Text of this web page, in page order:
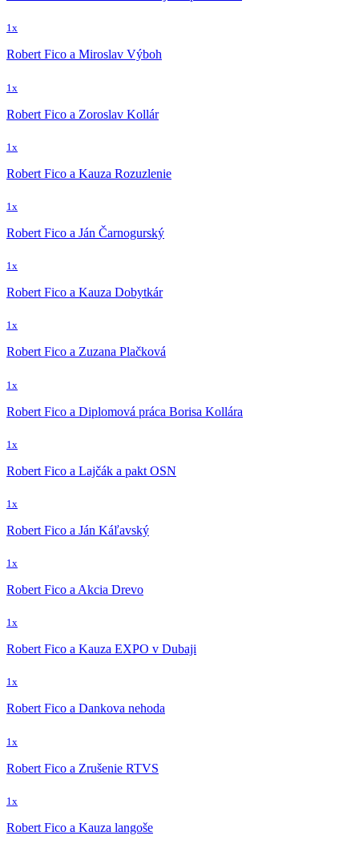
1x
Robert Fico a Miroslav Výboh
1x
Robert Fico a Zoroslav Kollár
1x
Robert Fico a Kauza Rozuzlenie
1x
Robert Fico a Ján Čarnogurský
1x
Robert Fico a Kauza Dobytkár
1x
Robert Fico a Zuzana Plačková
1x
Robert Fico a Diplomová práca Borisa Kollára
1x
Robert Fico a Lajčák a pakt OSN
1x
Robert Fico a Ján Káľavský
1x
Robert Fico a Akcia Drevo
1x
Robert Fico a Kauza EXPO v Dubaji
1x
Robert Fico a Dankova nehoda
1x
Robert Fico a Zrušenie RTVS
1x
Robert Fico a Kauza langoše